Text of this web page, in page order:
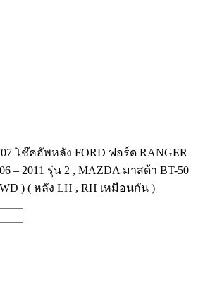
โช๊คอัพหลัง FORD ฟอร์ด RANGER
– 2011 รุ่น 2 , MAZDA มาสด้า BT-50
) ( หลัง LH , RH เหมือนกัน )